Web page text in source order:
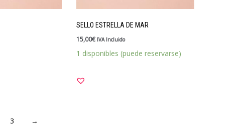
SELLO ESTRELLA DE MAR
15,00€ IVA Incluido
1 disponibles (puede reservarse)
3 →